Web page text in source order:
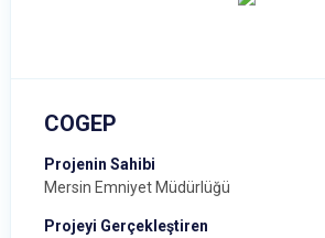
COGEP
Projenin Sahibi
Mersin Emniyet Müdürlüğü
Projeyi Gerçekleştiren